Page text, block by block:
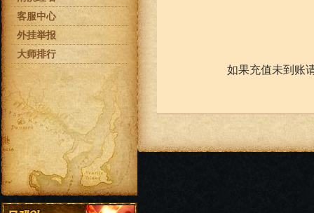
客服中心
外挂举报
大师排行
如果充值未到账